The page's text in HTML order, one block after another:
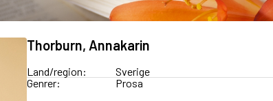
Thorburn, Annakarin
Land/region:
Sverige
Genrer:
Prosa